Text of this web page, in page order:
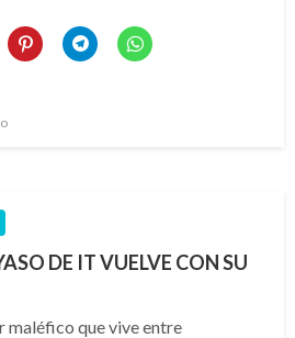
DE IT VUELVE CON SU
maléfico que vive entre